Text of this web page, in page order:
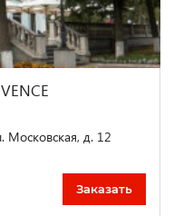
Московская, д. 12
Заказать